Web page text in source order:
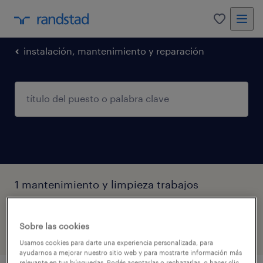
0
instalación, mantenimiento y reparación
1 mantenimiento y limpieza trabajos
encontrados para vos
Sobre las cookies
Usamos cookies para darte una experiencia personalizada, para
ayudarnos a mejorar nuestro sitio web y para mostrarte información más